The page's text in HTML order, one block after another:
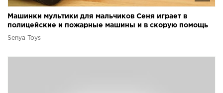
Машинки мультики для мальчиков Сеня играет в
полицейские и пожарные машины и в скорую помощь
Senya Toys